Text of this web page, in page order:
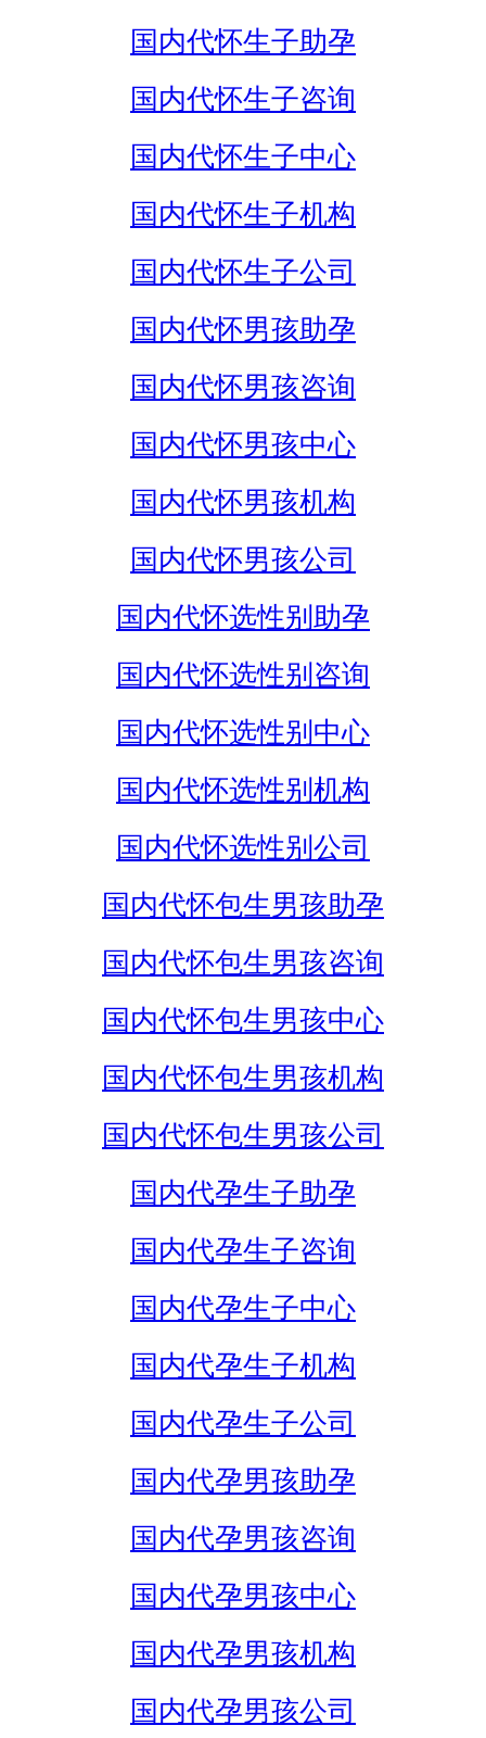
国内代怀生子助孕
国内代怀生子咨询
国内代怀生子中心
国内代怀生子机构
国内代怀生子公司
国内代怀男孩助孕
国内代怀男孩咨询
国内代怀男孩中心
国内代怀男孩机构
国内代怀男孩公司
国内代怀选性别助孕
国内代怀选性别咨询
国内代怀选性别中心
国内代怀选性别机构
国内代怀选性别公司
国内代怀包生男孩助孕
国内代怀包生男孩咨询
国内代怀包生男孩中心
国内代怀包生男孩机构
国内代怀包生男孩公司
国内代孕生子助孕
国内代孕生子咨询
国内代孕生子中心
国内代孕生子机构
国内代孕生子公司
国内代孕男孩助孕
国内代孕男孩咨询
国内代孕男孩中心
国内代孕男孩机构
国内代孕男孩公司